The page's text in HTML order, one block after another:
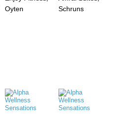
Oyten
Schruns